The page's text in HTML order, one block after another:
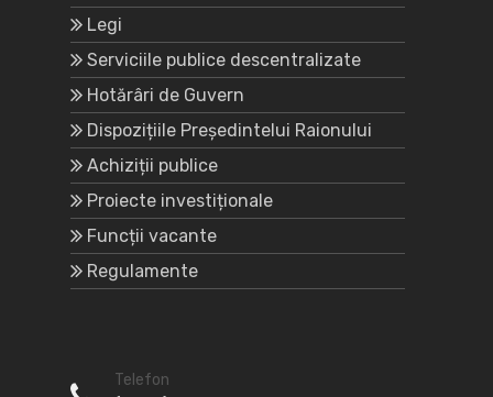
Legi
Serviciile publice descentralizate
Hotărâri de Guvern
Dispozițiile Președintelui Raionului
Achiziții publice
Proiecte investiționale
Funcții vacante
Regulamente
Telefon